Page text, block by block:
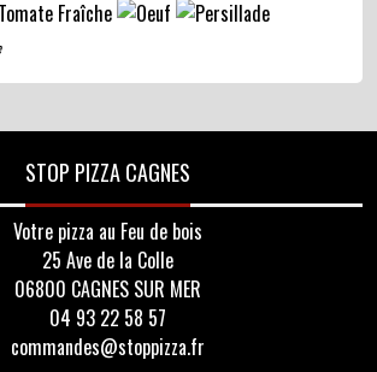
STOP PIZZA CAGNES
Votre pizza au Feu de bois
25 Ave de la Colle
06800 CAGNES SUR MER
04 93 22 58 57
commandes@stoppizza.fr